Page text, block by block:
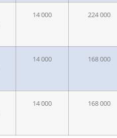
14 000 224 000
14 000 168 000
14 000 168 000